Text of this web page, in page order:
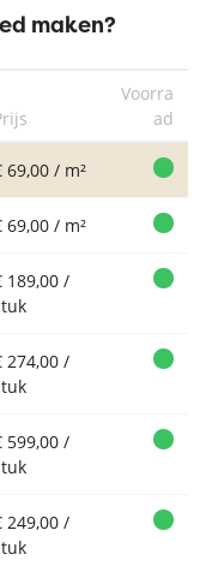
maken?
Voorra
ad
69,00 / m²
69,00 / m²
189,00 /
274,00 /
599,00 /
249,00 /